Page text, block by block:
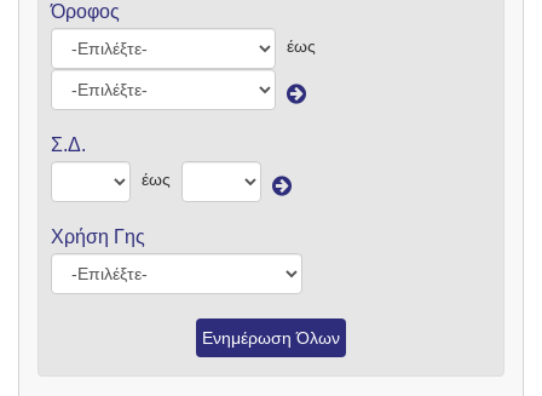
Όροφος
έως
Σ.Δ.
έως
Χρήση Γης
Ενημέρωση Όλων